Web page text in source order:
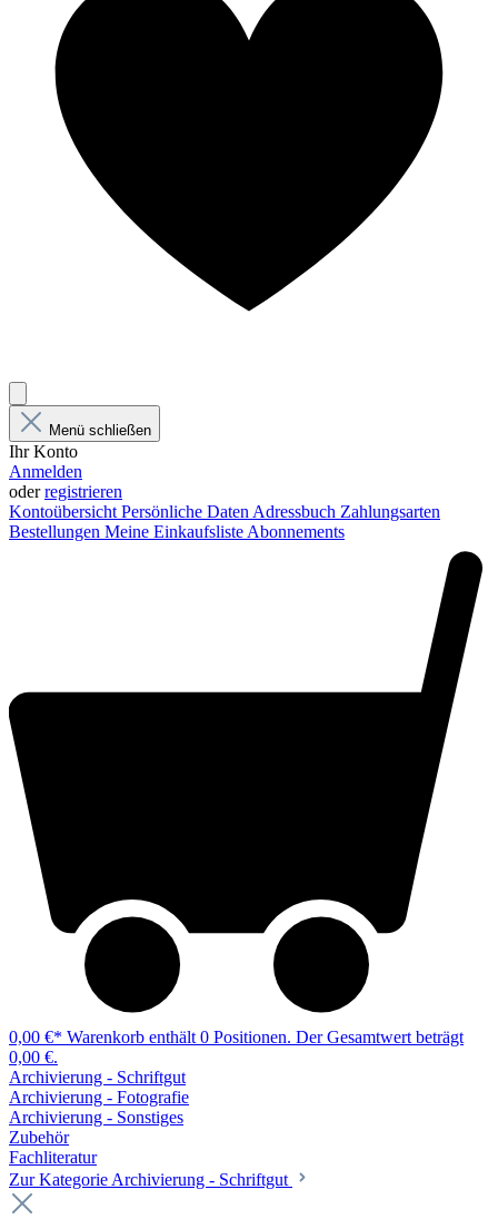
Menü schließen
Ihr Konto
Anmelden
oderregistrieren
Kontoübersicht Persönliche Daten Adressbuch Zahlungsarten
Bestellungen Meine Einkaufsliste Abonnements
0,00 €* Warenkorb enthält 0 Positionen. Der Gesamtwert beträgt
0,00 €.
Archivierung - Schriftgut
Archivierung - Fotografie
Archivierung - Sonstiges
Zubehör
Fachliteratur
Zur Kategorie Archivierung - Schriftgut